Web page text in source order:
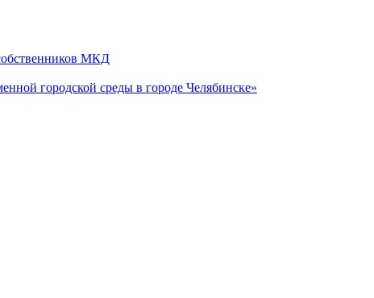
МКД
городской среды в городе Челябинске»